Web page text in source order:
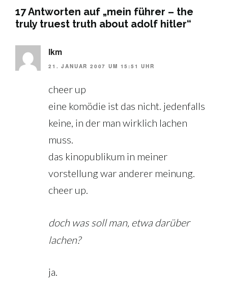
17 Antworten auf „mein führer – the
truly truest truth about adolf hitler“
lkm
21. JANUAR 2007 UM 15:51 UHR
cheer up
eine komödie ist das nicht. jedenfalls
keine, in der man wirklich lachen
muss.
das kinopublikum in meiner
vorstellung war anderer meinung.
cheer up.
doch was soll man, etwa darüber
lachen?
ja.